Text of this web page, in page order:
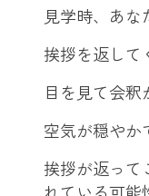
見学時、あな
挨拶を返して
目を見て会釈
空気が穏やか
挨拶が返って